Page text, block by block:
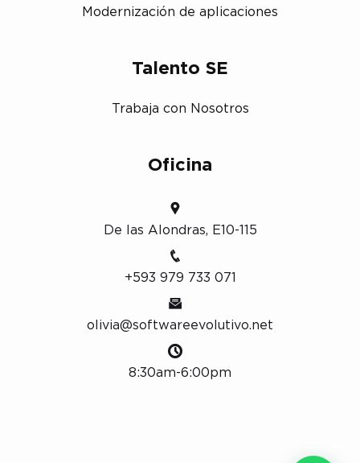
Modernización de aplicaciones
Talento SE
Trabaja con Nosotros
Oficina
De las Alondras, E10-115
+593 979 733 071
olivia@softwareevolutivo.net
8:30am-6:00pm